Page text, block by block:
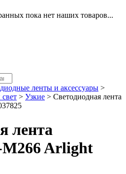
пока нет наших товаров...
ленты и аксессуары >
> Узкие > Светодиодная лента
лента
Arlight